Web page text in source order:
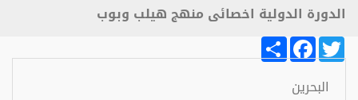
الدورة الدولية اخصائى منهج هيلب وبوب
Share
FacebookTwitter
البحرين